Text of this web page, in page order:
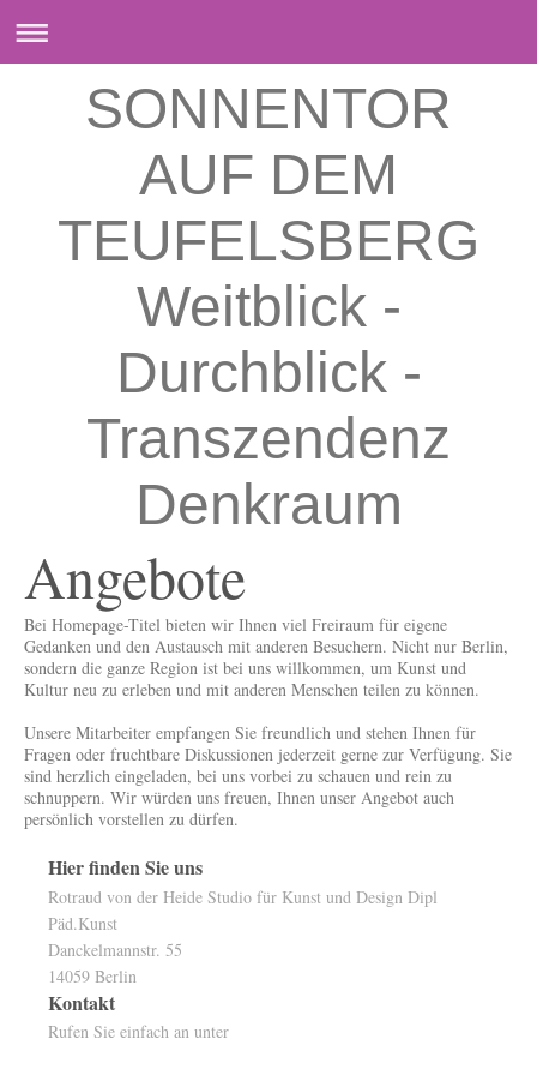
SONNENTOR
AUF DEM
TEUFELSBERG
Weitblick -
Durchblick -
Transzendenz
Denkraum
Angebote
Bei Homepage-Titel bieten wir Ihnen viel Freiraum für eigene
Gedanken und den Austausch mit anderen Besuchern. Nicht nur Berlin,
sondern die ganze Region ist bei uns willkommen, um Kunst und
Kultur neu zu erleben und mit anderen Menschen teilen zu können.
Unsere Mitarbeiter empfangen Sie freundlich und stehen Ihnen für
Fragen oder fruchtbare Diskussionen jederzeit gerne zur Verfügung. Sie
sind herzlich eingeladen, bei uns vorbei zu schauen und rein zu
schnuppern. Wir würden uns freuen, Ihnen unser Angebot auch
persönlich vorstellen zu dürfen.
Hier finden Sie uns
Rotraud von der Heide Studio für Kunst und Design Dipl
Päd.Kunst
Danckelmannstr. 55
14059 Berlin
Kontakt
Rufen Sie einfach an unter